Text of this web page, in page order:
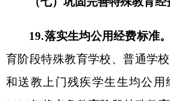
教育教师，纳入特殊教育教师培训、
彰奖励范围，并按规定享受相关待
责任单位：州教育局、州人社局